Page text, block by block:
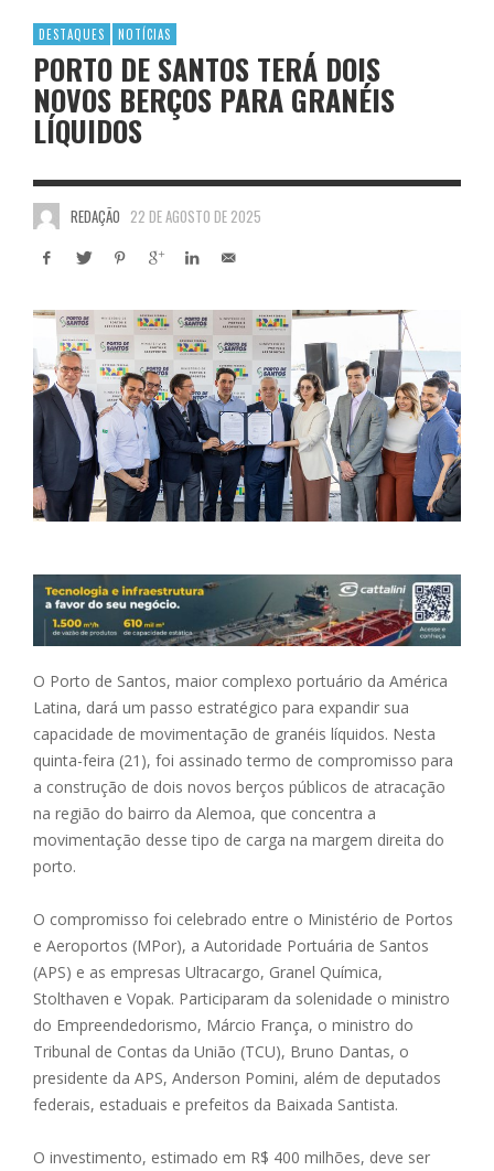
DESTAQUES NOTÍCIAS
PORTO DE SANTOS TERÁ DOIS
NOVOS BERÇOS PARA GRANÉIS
LÍQUIDOS
REDAÇÃO 22 DE AGOSTO DE 2025
O Porto de Santos, maior complexo portuário da América
Latina, dará um passo estratégico para expandir sua
capacidade de movimentação de granéis líquidos. Nesta
quinta-feira (21), foi assinado termo de compromisso para
a construção de dois novos berços públicos de atracação
na região do bairro da Alemoa, que concentra a
movimentação desse tipo de carga na margem direita do
porto.
O compromisso foi celebrado entre o Ministério de Portos
e Aeroportos (MPor), a Autoridade Portuária de Santos
(APS) e as empresas Ultracargo, Granel Química,
Stolthaven e Vopak. Participaram da solenidade o ministro
do Empreendedorismo, Márcio França, o ministro do
Tribunal de Contas da União (TCU), Bruno Dantas, o
presidente da APS, Anderson Pomini, além de deputados
federais, estaduais e prefeitos da Baixada Santista.
O investimento, estimado em R$ 400 milhões, deve ser